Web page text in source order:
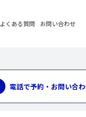
よくある質問 お問い合わせ
電話で予約・お問い合